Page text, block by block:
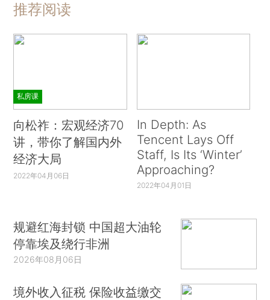
推荐阅读
私房课
向松祚：宏观经济70
讲，带你了解国内外
经济大局
2022年04月06日
In Depth: As
Tencent Lays Off
Staff, Is Its ‘Winter’
Approaching?
2022年04月01日
规避红海封锁 中国超大油轮
停靠埃及绕行非洲
2026年08月06日
境外收入征税 保险收益缴交